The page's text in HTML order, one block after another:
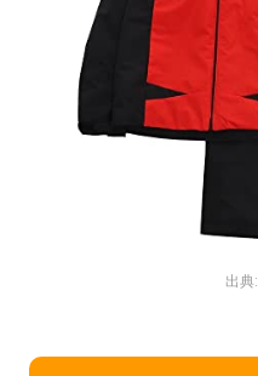
出典: